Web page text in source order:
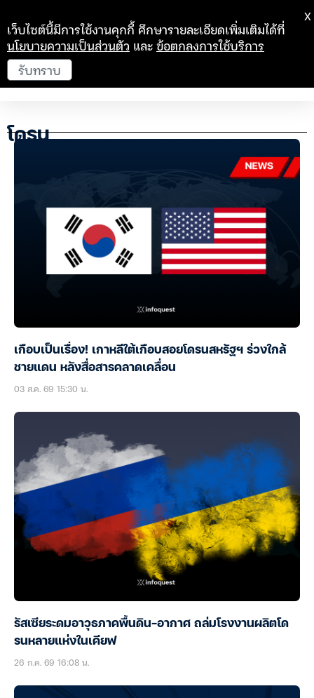
โดรน
เกือบเป็นเรื่อง! เกาหลีใต้เกือบสอยโดรนสหรัฐฯ ร่วงใกล้
ชายแดน หลังสื่อสารคลาดเคลื่อน
03 ส.ค. 69 15:30 น.
รัสเซียระดมอาวุธภาคพื้นดิน-อากาศ ถล่มโรงงานผลิตโด
รนหลายแห่งในเคียฟ
26 ก.ค. 69 16:08 น.
เว็บไซต์นี้มีการใช้งานคุกกี้ ศึกษารายละเอียดเพิ่มเติมได้ที่
นโยบายความเป็นส่วนตัว และข้อตกลงการใช้บริการ
รับทราบ
X